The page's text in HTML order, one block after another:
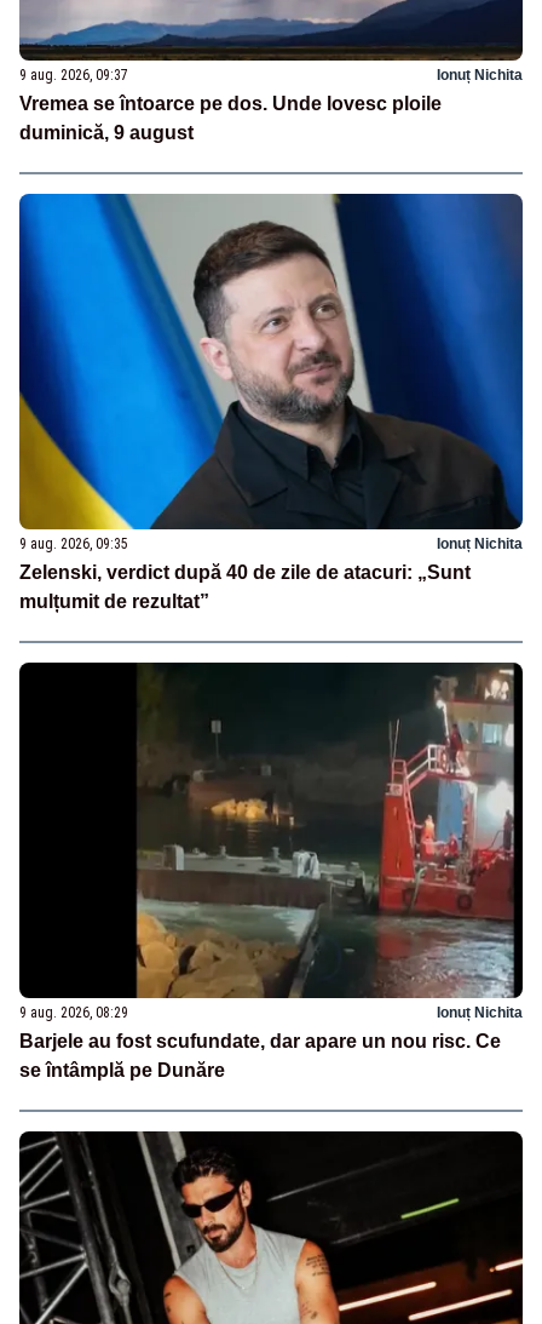
9 aug. 2026, 09:37 Ionuț Nichita
Vremea se întoarce pe dos. Unde lovesc ploile
duminică, 9 august
9 aug. 2026, 09:35 Ionuț Nichita
Zelenski, verdict după 40 de zile de atacuri: „Sunt
mulțumit de rezultat”
9 aug. 2026, 08:29 Ionuț Nichita
Barjele au fost scufundate, dar apare un nou risc. Ce
se întâmplă pe Dunăre